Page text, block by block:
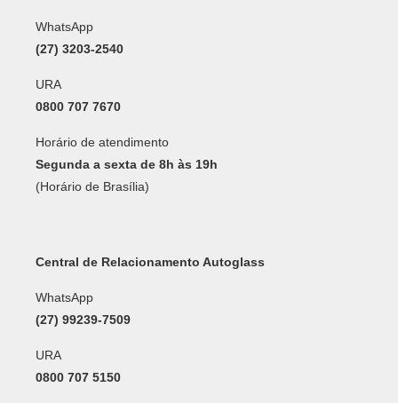
WhatsApp
(27) 3203-2540
URA
0800 707 7670
Horário de atendimento
Segunda a sexta de 8h às 19h
(Horário de Brasília)
Central de Relacionamento Autoglass
WhatsApp
(27) 99239-7509
URA
0800 707 5150